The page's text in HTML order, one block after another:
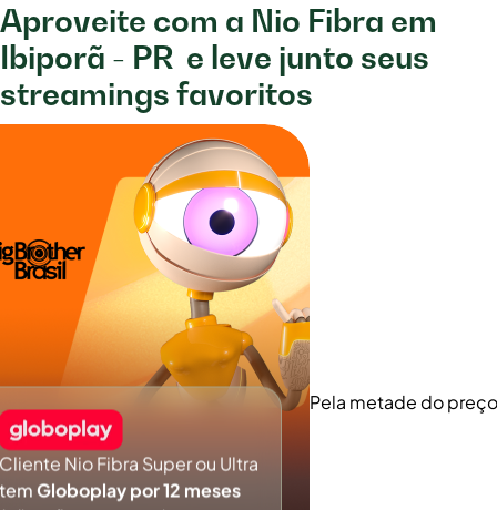
Aproveite com a Nio Fibra em
Ibiporã - PR e leve junto seus
streamings favoritos
Cliente Nio Fibra Super ou Ultra
temGloboplay por 12 meses
Pela metade do preço